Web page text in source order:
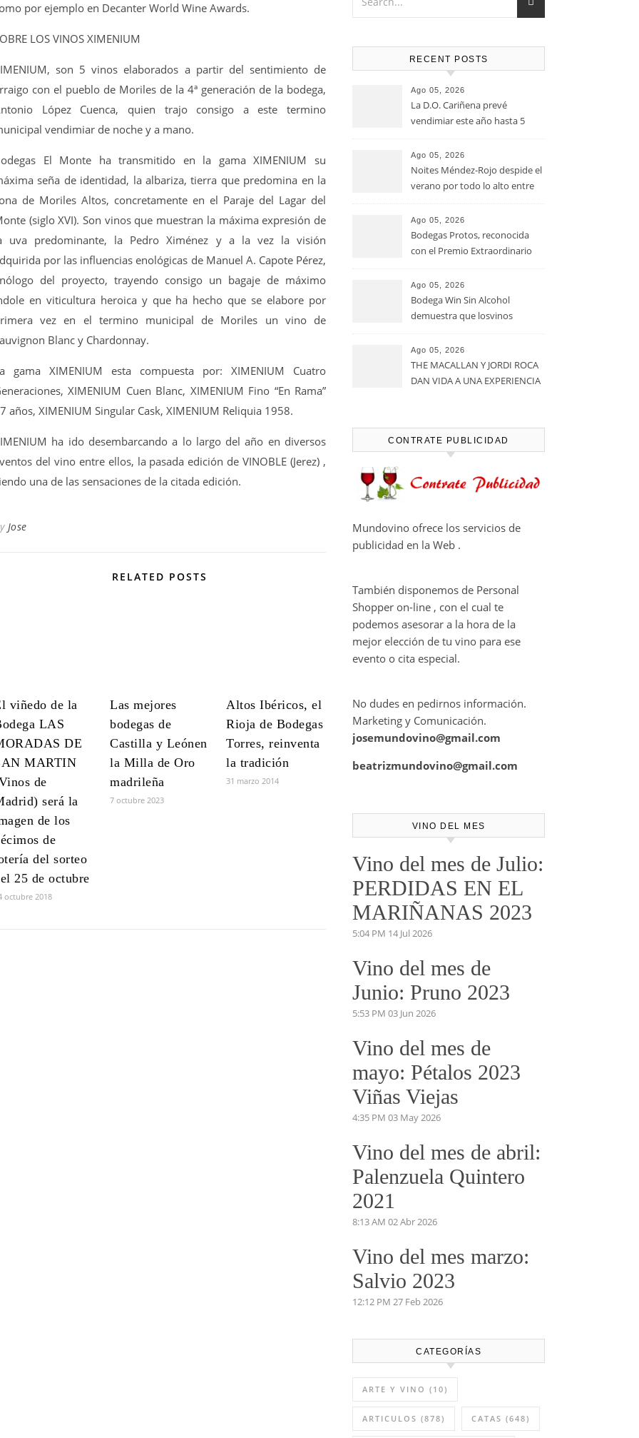
por ejemplo en Decanter World Wine Awards.
LOS VINOS XIMENIUM
son 5 vinos elaborados a partir del sentimiento de
con el pueblo de Moriles de la 4ª generación de la bodega,
López Cuenca, quien trajo consigo a este termino
vendimiar de noche y a mano.
El Monte ha transmitido en la gama XIMENIUM su
seña de identidad, la albariza, tierra que predomina en la
de Moriles Altos, concretamente en el Paraje del Lagar del
(siglo XVI). Son vinos que muestran la máxima expresión de
uva predominante, la Pedro Ximénez y a la vez la visión
por las influencias enológicas de Manuel A. Capote Pérez,
del proyecto, trayendo consigo un bagaje de máximo
en viticultura heroica y que ha hecho que se elabore por
vez en el termino municipal de Moriles un vino de
Blanc y Chardonnay.
gama XIMENIUM esta compuesta por: XIMENIUM Cuatro
XIMENIUM Cuen Blanc, XIMENIUM Fino “En Rama”
años, XIMENIUM Singular Cask, XIMENIUM Reliquia 1958.
ha ido desembarcando a lo largo del año en diversos
del vino entre ellos, la pasada edición de VINOBLE (Jerez) ,
una de las sensaciones de la citada edición.
Jose
RELATED POSTS
viñedo de la
LAS
DE
MARTIN
de
será la
de los
de
del sorteo
25 de octubre
octubre 2018
Las mejores
bodegas de
Castilla y Leónen
la Milla de Oro
madrileña
7 octubre 2023
Altos Ibéricos, el
Rioja de Bodegas
Torres, reinventa
la tradición
31 marzo 2014
RECENT POSTS
Ago 05, 2026
La D.O. Cariñena prevé
vendimiar este año hasta 5
que en 2025
Ago 05, 2026
Noites Méndez-Rojo despide el
verano por todo lo alto entre
Ago 05, 2026
Bodegas Protos, reconocida
con el Premio Extraordinario
casi un siglo de excelencia
vitivinícola
Ago 05, 2026
Bodega Win Sin Alcohol
demuestra que losvinos
calidadcomienzan a diseñarse
en el viñedo
Ago 05, 2026
THE MACALLAN Y JORDI ROCA
DAN VIDA A UNA EXPERIENCIA
HARMONY COLLECTION
CONTRATE PUBLICIDAD
Mundovino ofrece los servicios de
publicidad en la Web .
También disponemos de Personal
Shopper on-line , con el cual te
podemos asesorar a la hora de la
mejor elección de tu vino para ese
evento o cita especial.
No dudes en pedirnos información.
Marketing y Comunicación.
josemundovino@gmail.com
beatrizmundovino@gmail.com
VINO DEL MES
Vino del mes de Julio:
PERDIDAS EN EL
MARIÑANAS 2023
5:04 PM 14 Jul 2026
Vino del mes de
Junio: Pruno 2023
5:53 PM 03 Jun 2026
Vino del mes de
mayo: Pétalos 2023
Viñas Viejas
4:35 PM 03 May 2026
Vino del mes de abril:
Palenzuela Quintero
2021
8:13 AM 02 Abr 2026
Vino del mes marzo:
Salvio 2023
12:12 PM 27 Feb 2026
CATEGORÍAS
ARTE Y VINO (10)
ARTICULOS (878) CATAS (648)